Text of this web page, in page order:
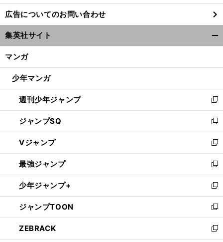
し
い
ウ
ィ
ン
ウ
開
く
広告についてのお問い合わせ
集英社サイト
マンガ
少年マンガ
週刊少年ジャンプ
新
し
い
ウ
ィ
ン
ド
ウ
で
開
く
ジャンプSQ
新
し
い
ウ
ィ
ン
ド
ウ
で
開
く
Vジャンプ
新
し
い
ウ
ィ
ン
ド
ウ
で
開
最強ジャンプ
新
し
い
ウ
ィ
ン
ド
ウ
少年ジャンプ+
新
し
い
ウ
ィ
ン
ジャンプTOON
新
し
い
ZEBRACK
新